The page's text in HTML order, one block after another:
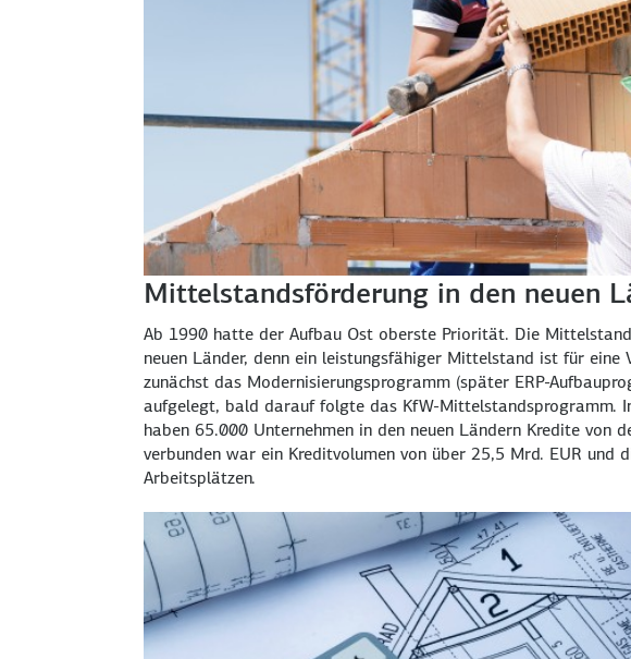
Mittelstandsförderung in den neuen
Ab 1990 hatte der Aufbau Ost oberste Priorität. Die
neuen Länder, denn ein leistungsfähiger Mittelstand ist für
zunächst das Modernisierungsprogramm (später ERP-
aufgelegt, bald darauf folgte das KfW-Mittelstandsprogramm.
haben 65.000 Unternehmen in den neuen Ländern Kredite von
verbunden war ein Kreditvolumen von über 25,5 Mrd. EUR und
Arbeitsplätzen.